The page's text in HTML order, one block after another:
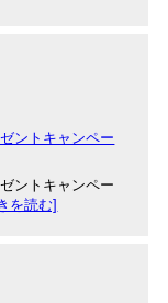
ントキャンペー
ントキャンペー
を読む]